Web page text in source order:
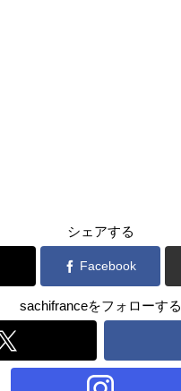
シェアする
Facebook
sachifranceをフォローする